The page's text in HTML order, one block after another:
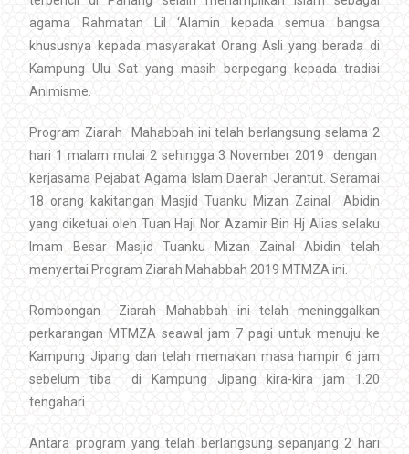
agama Rahmatan Lil ‘Alamin kepada semua bangsa
khususnya kepada masyarakat Orang Asli yang berada di
Kampung Ulu Sat yang masih berpegang kepada tradisi
Animisme.
Program Ziarah Mahabbah ini telah berlangsung selama 2
hari 1 malam mulai 2 sehingga 3 November 2019 dengan
kerjasama Pejabat Agama Islam Daerah Jerantut. Seramai
18 orang kakitangan Masjid Tuanku Mizan Zainal Abidin
yang diketuai oleh Tuan Haji Nor Azamir Bin Hj Alias selaku
Imam Besar Masjid Tuanku Mizan Zainal Abidin telah
menyertai Program Ziarah Mahabbah 2019 MTMZA ini.
Rombongan Ziarah Mahabbah ini telah meninggalkan
perkarangan MTMZA seawal jam 7 pagi untuk menuju ke
Kampung Jipang dan telah memakan masa hampir 6 jam
sebelum tiba di Kampung Jipang kira-kira jam 1.20
tengahari.
Antara program yang telah berlangsung sepanjang 2 hari